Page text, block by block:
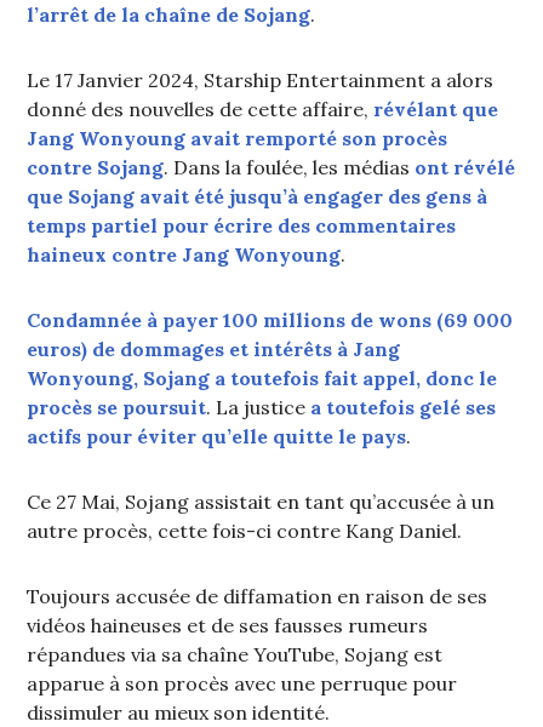
l’arrêt de la chaîne de Sojang.
Le 17 Janvier 2024, Starship Entertainment a alors
donné des nouvelles de cette affaire, révélant que
Jang Wonyoung avait remporté son procès
contre Sojang. Dans la foulée, les médias ont révélé
que Sojang avait été jusqu’à engager des gens à
temps partiel pour écrire des commentaires
haineux contre Jang Wonyoung.
Condamnée à payer 100 millions de wons (69 000
euros) de dommages et intérêts à Jang
Wonyoung, Sojang a toutefois fait appel, donc le
procès se poursuit. La justice a toutefois gelé ses
actifs pour éviter qu’elle quitte le pays.
Ce 27 Mai, Sojang assistait en tant qu’accusée à un
autre procès, cette fois-ci contre Kang Daniel.
Toujours accusée de diffamation en raison de ses
vidéos haineuses et de ses fausses rumeurs
répandues via sa chaîne YouTube, Sojang est
apparue à son procès avec une perruque pour
dissimuler au mieux son identité.